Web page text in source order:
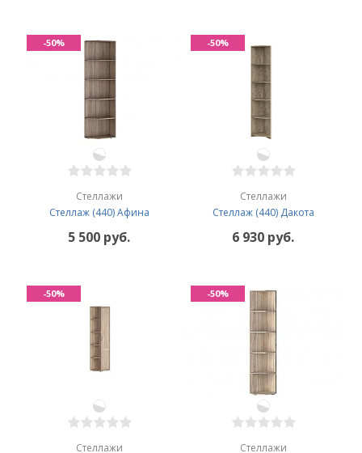
Стеллажи
Стеллаж (440) Афина
5 500 руб.
-50%
Стеллажи
Стеллаж (440) Дакота
6 930 руб.
-50%
Стеллажи
-50%
Стеллажи
-50%